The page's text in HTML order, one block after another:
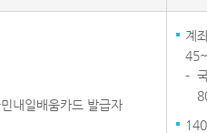
내일배움카드 발급자
계